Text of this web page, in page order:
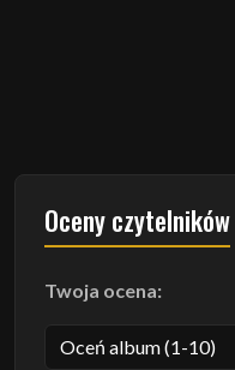
Oceny czytelników
Twoja ocena: